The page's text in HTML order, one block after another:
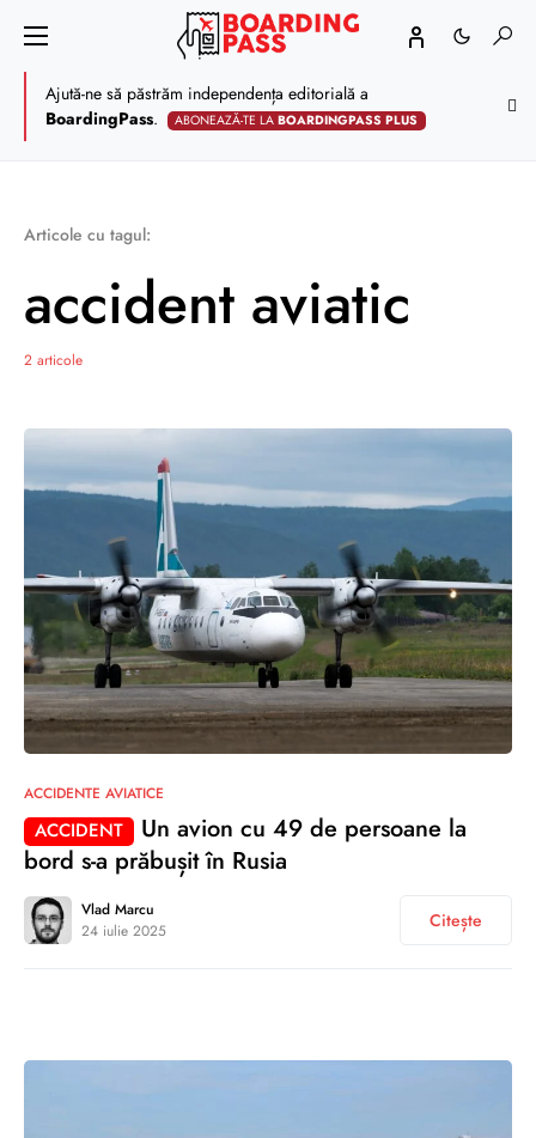
Ajută-ne să păstrăm independența editorială a
BoardingPass. ABONEAZĂ-TE LABOARDINGPASS PLUS
Articole cu tagul:
accident aviatic
2 articole
0
ACCIDENTE AVIATICE
ACCIDENT
Un avion cu 49 de persoane la
bord s-a prăbușit în Rusia
Vlad Marcu
24 iulie 2025
Citește